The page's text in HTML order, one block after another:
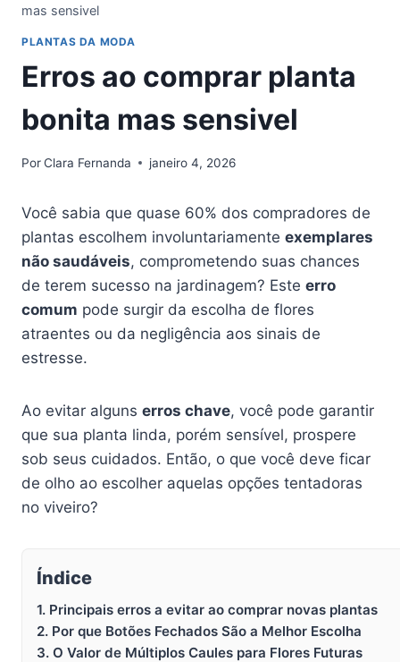
mas sensivel
PLANTAS DA MODA
Erros ao comprar planta
bonita mas sensivel
PorClara Fernanda janeiro 4, 2026
Você sabia que quase 60% dos compradores de
plantas escolhem involuntariamente exemplares
não saudáveis, comprometendo suas chances
de terem sucesso na jardinagem? Este erro
comum pode surgir da escolha de flores
atraentes ou da negligência aos sinais de
estresse.
Ao evitar alguns erros chave, você pode garantir
que sua planta linda, porém sensível, prospere
sob seus cuidados. Então, o que você deve ficar
de olho ao escolher aquelas opções tentadoras
no viveiro?
Índice
1. Principais erros a evitar ao comprar novas plantas
2. Por que Botões Fechados São a Melhor Escolha
3. O Valor de Múltiplos Caules para Flores Futuras